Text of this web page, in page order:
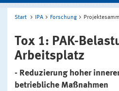
Start IPA Forschung
Tox 1: PAK-
Arbeitsplatz
- Reduzierung hoher
betriebliche Maßnahmen